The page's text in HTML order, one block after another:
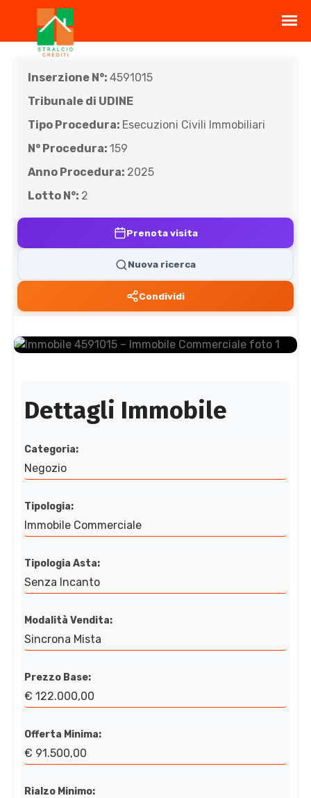
Inserzione N°: 4591015
Tribunale di UDINE
Tipo Procedura: Esecuzioni Civili Immobiliari
N° Procedura: 159
Anno Procedura: 2025
Lotto N°: 2
Prenota visita
Nuova ricerca
Condividi
Dettagli Immobile
Categoria:
Negozio
Tipologia:
Immobile Commerciale
Tipologia Asta:
Senza Incanto
Modalità Vendita:
Sincrona Mista
Prezzo Base:
€ 122.000,00
Offerta Minima:
€ 91.500,00
Rialzo Minimo: